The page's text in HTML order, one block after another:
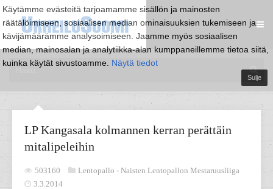
Käytämme evästeitä tarjoamamme sisällön ja mainosten
räätälöimiseen, sosiaalisen median ominaisuuksien tukemiseen ja
kävijämäärämme analysoimiseen. Jaamme myös sosiaalisen
median, mainosalan ja analytiikka-alan kumppaneillemme tietoa siitä,
kuinka käytät sivustoamme. Näytä tiedot
Sulje
LP Kangasala kolmannen kerran perättäin
mitalipeleihin
503160 Lentopallo - Naisten Lentopallon Mestaruusliiga
3.3.2014